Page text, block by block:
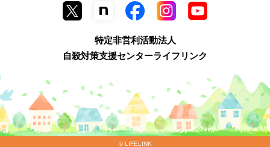
特定非営利活動法人
自殺対策支援センターライフリンク
© LIFELINK